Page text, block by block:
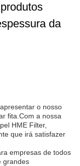
da
o nosso
fita.Com a nossa
HME Filter,
que irá satisfazer
empresas de todos
grandes